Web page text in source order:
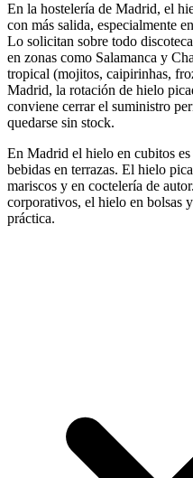
En la hostelería de Madrid, el
con más salida, especialmente
Lo solicitan sobre todo
en zonas como Salamanca y
tropical (mojitos, caipirinhas,
Madrid, la rotación de hielo
conviene cerrar el suministro
quedarse sin stock.
En Madrid el hielo en cubitos
bebidas en terrazas. El hielo
mariscos y en coctelería de
corporativos, el hielo en bolsas
práctica.